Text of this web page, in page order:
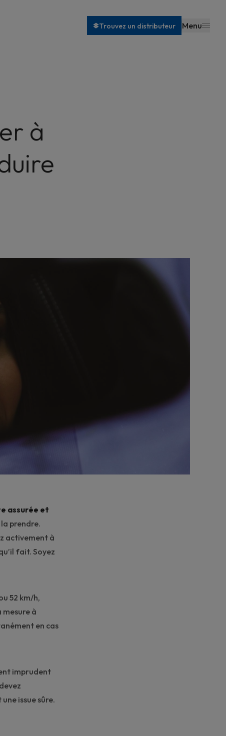
Trouvez un distributeur Menu
à
assurée et
la prendre.
activement à
fait. Soyez
52 km/h,
à
en cas
imprudent
issue sûre.